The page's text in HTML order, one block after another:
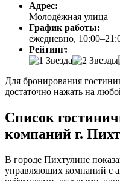
Адрес:
Молодёжная улица
График работы:
ежедневно,
Рейтинг:
Для бронирования
достаточно нажать на
Список
компаний г.
В городе Пихтулине
управляющих компаний с